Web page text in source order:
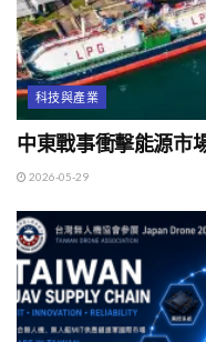
科技與產業
中東戰事衝擊能源市
2026-05-29